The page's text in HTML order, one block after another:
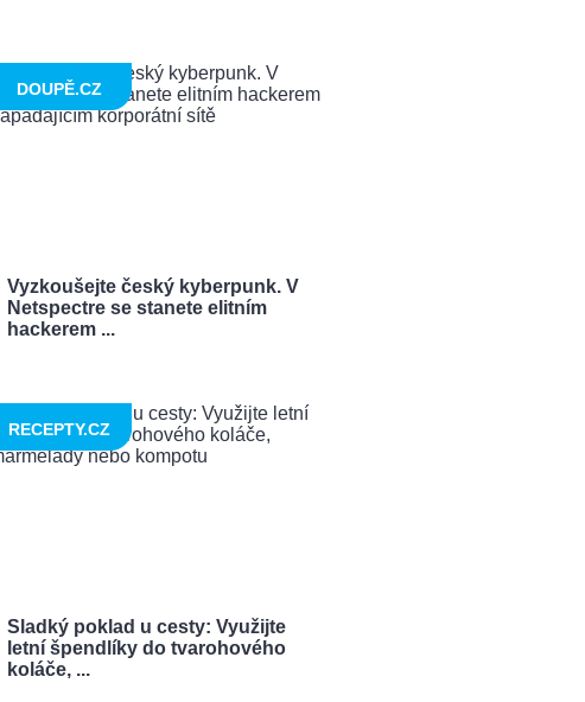
Vyzkoušejte český kyberpunk. V
Netspectre se stanete elitním
hackerem ...
DOUPĚ.CZ
Sladký poklad u cesty: Využijte
letní špendlíky do tvarohového
koláče, ...
RECEPTY.CZ